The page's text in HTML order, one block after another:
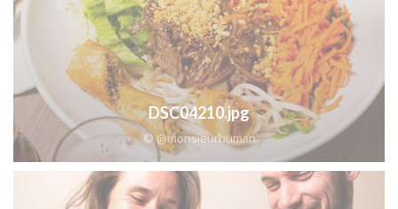
DSC04210.jpg
© @monsieurhuman